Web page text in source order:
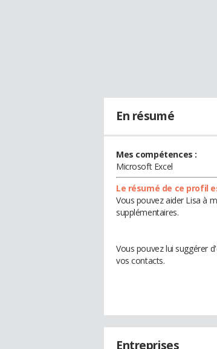
En résumé
Mes compétences :
Microsoft Excel
Le résumé de ce profil
Vous pouvez aider Lisa à
supplémentaires.
Vous pouvez lui suggérer
vos contacts.
Entreprises